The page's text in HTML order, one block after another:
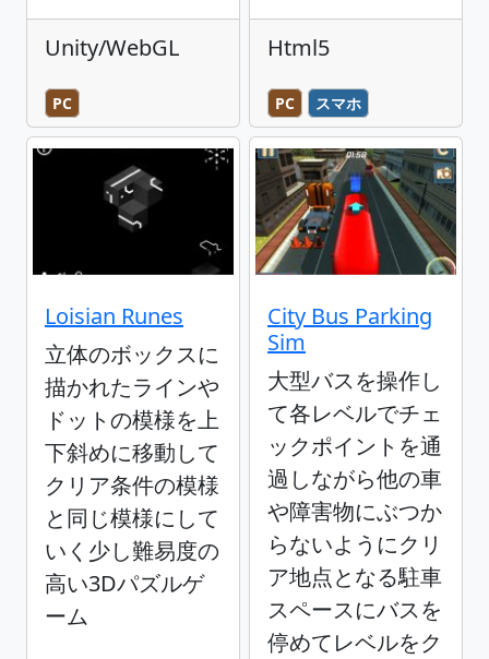
Unity/WebGL
PC
Html5
PC スマホ
Loisian Runes
立体のボックスに
描かれたラインや
ドットの模様を上
下斜めに移動して
クリア条件の模様
と同じ模様にして
いく少し難易度の
高い3Dパズルゲ
ーム
City Bus Parking
Sim
大型バスを操作し
て各レベルでチェ
ックポイントを通
過しながら他の車
や障害物にぶつか
らないようにクリ
ア地点となる駐車
スペースにバスを
停めてレベルをク